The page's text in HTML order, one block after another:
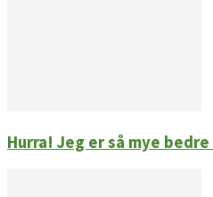
Hurra! Jeg er så mye bedre